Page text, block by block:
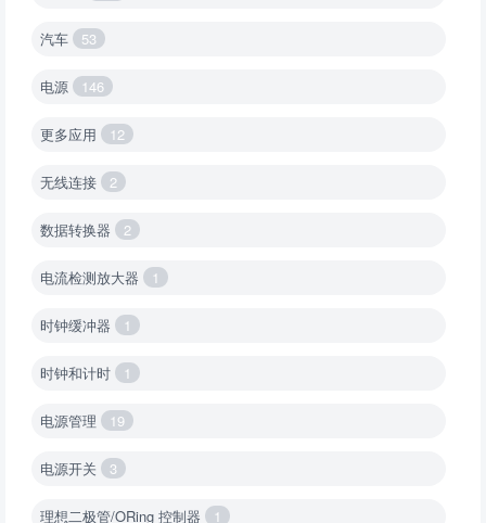
汽车 53
电源 146
更多应用 12
无线连接 2
数据转换器 2
电流检测放大器 1
时钟缓冲器 1
时钟和计时 1
电源管理 19
电源开关 3
理想二极管/ORing 控制器 1